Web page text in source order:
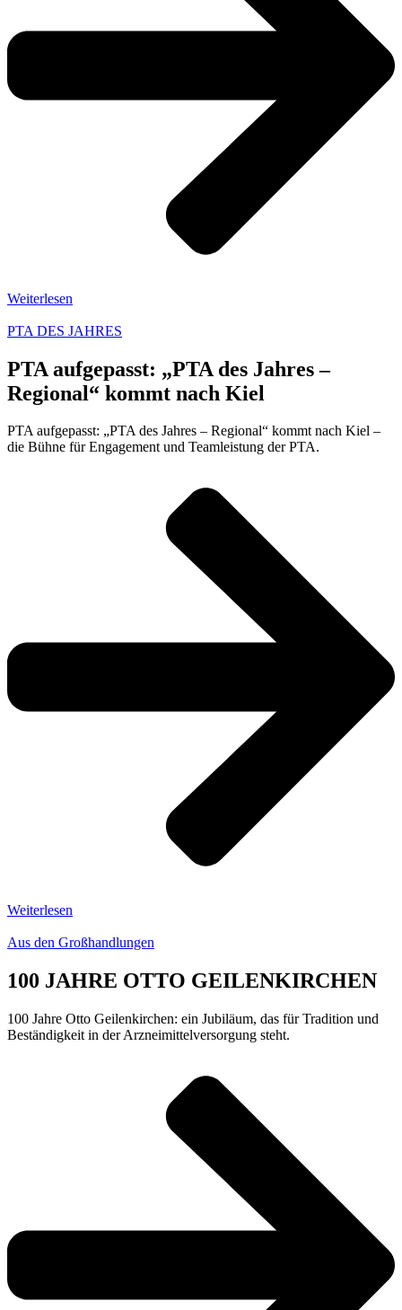
Weiterlesen
PTA DES JAHRES
PTA aufgepasst: „PTA des Jahres –
Regional“ kommt nach Kiel
PTA aufgepasst: „PTA des Jahres – Regional“ kommt nach Kiel –
die Bühne für Engagement und Teamleistung der PTA.
Weiterlesen
Aus den Großhandlungen
100 JAHRE OTTO GEILENKIRCHEN
100 Jahre Otto Geilenkirchen: ein Jubiläum, das für Tradition und
Beständigkeit in der Arzneimittelversorgung steht.